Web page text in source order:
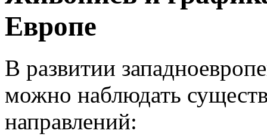
Европе
В развитии
можно наблюдать
направлений: